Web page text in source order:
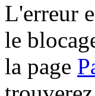
L'erreur
le
la page